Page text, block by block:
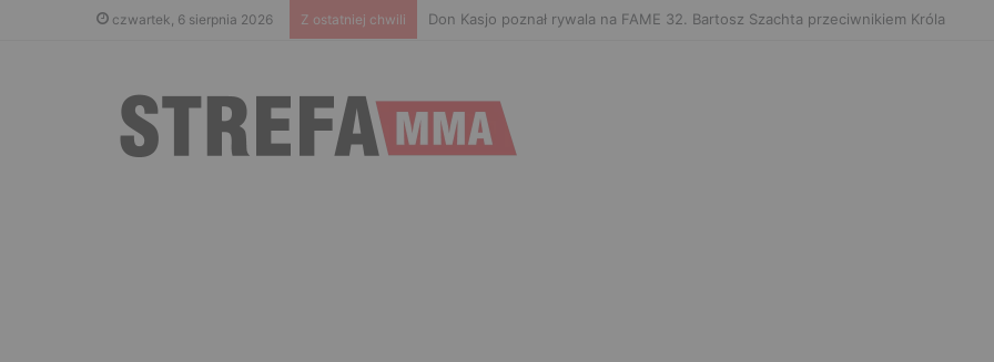
czwartek, 6 sierpnia 2026 Z ostatniej chwili Don Kasjo poznał rywala na FAME 32. Bartosz Szachta przeciwnikiem Króla